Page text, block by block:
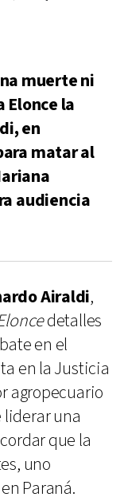
muerte ni
Elonce la
en
matar al
audiencia
Airaldi,
detalles
en el
en la Justicia
agropecuario
liderar una
que la
uno
Paraná.